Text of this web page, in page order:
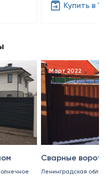
Купить в 1
Март 2022
Сварные
Ленинградская